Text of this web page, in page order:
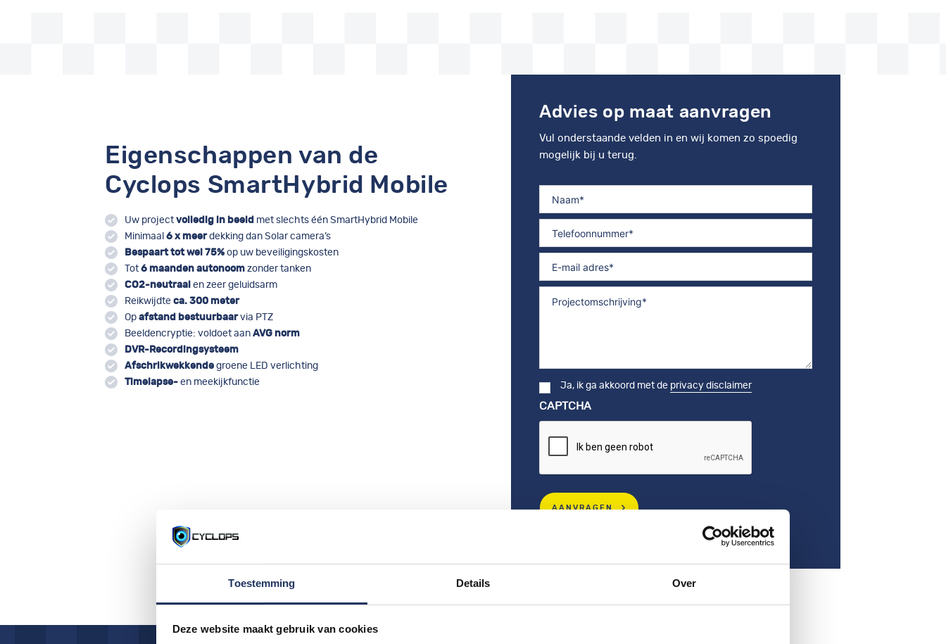
Toestemming Details Over
Deze website maakt gebruik van cookies
Eigenschappen van de
Cyclops SmartHybrid Mobile
Uw project volledig in beeld met slechts één SmartHybrid Mobile
Minimaal 6 x meerdekking dan Solar camera’s
Bespaart tot wel 75% op uw beveiligingskosten
Tot 6 maanden autonoom zonder tanken
CO2-neutraal en zeer geluidsarm
Reikwijdte ca. 300 meter
Op afstand bestuurbaarvia PTZ
Beeldencryptie: voldoet aan AVG norm
DVR-Recordingsysteem
Afschrikwekkende groene LED verlichting
Timelapse- en meekijkfunctie
Advies op maat aanvragen
Vul onderstaande velden in en wij komen zo spoedig
mogelijk bij u terug.
Naam
Telefoonnummer
Emailadres
Opmerkingen
Consent
Ja, ik ga akkoord met de privacy disclaimer
CAPTCHA
AANVRAGEN